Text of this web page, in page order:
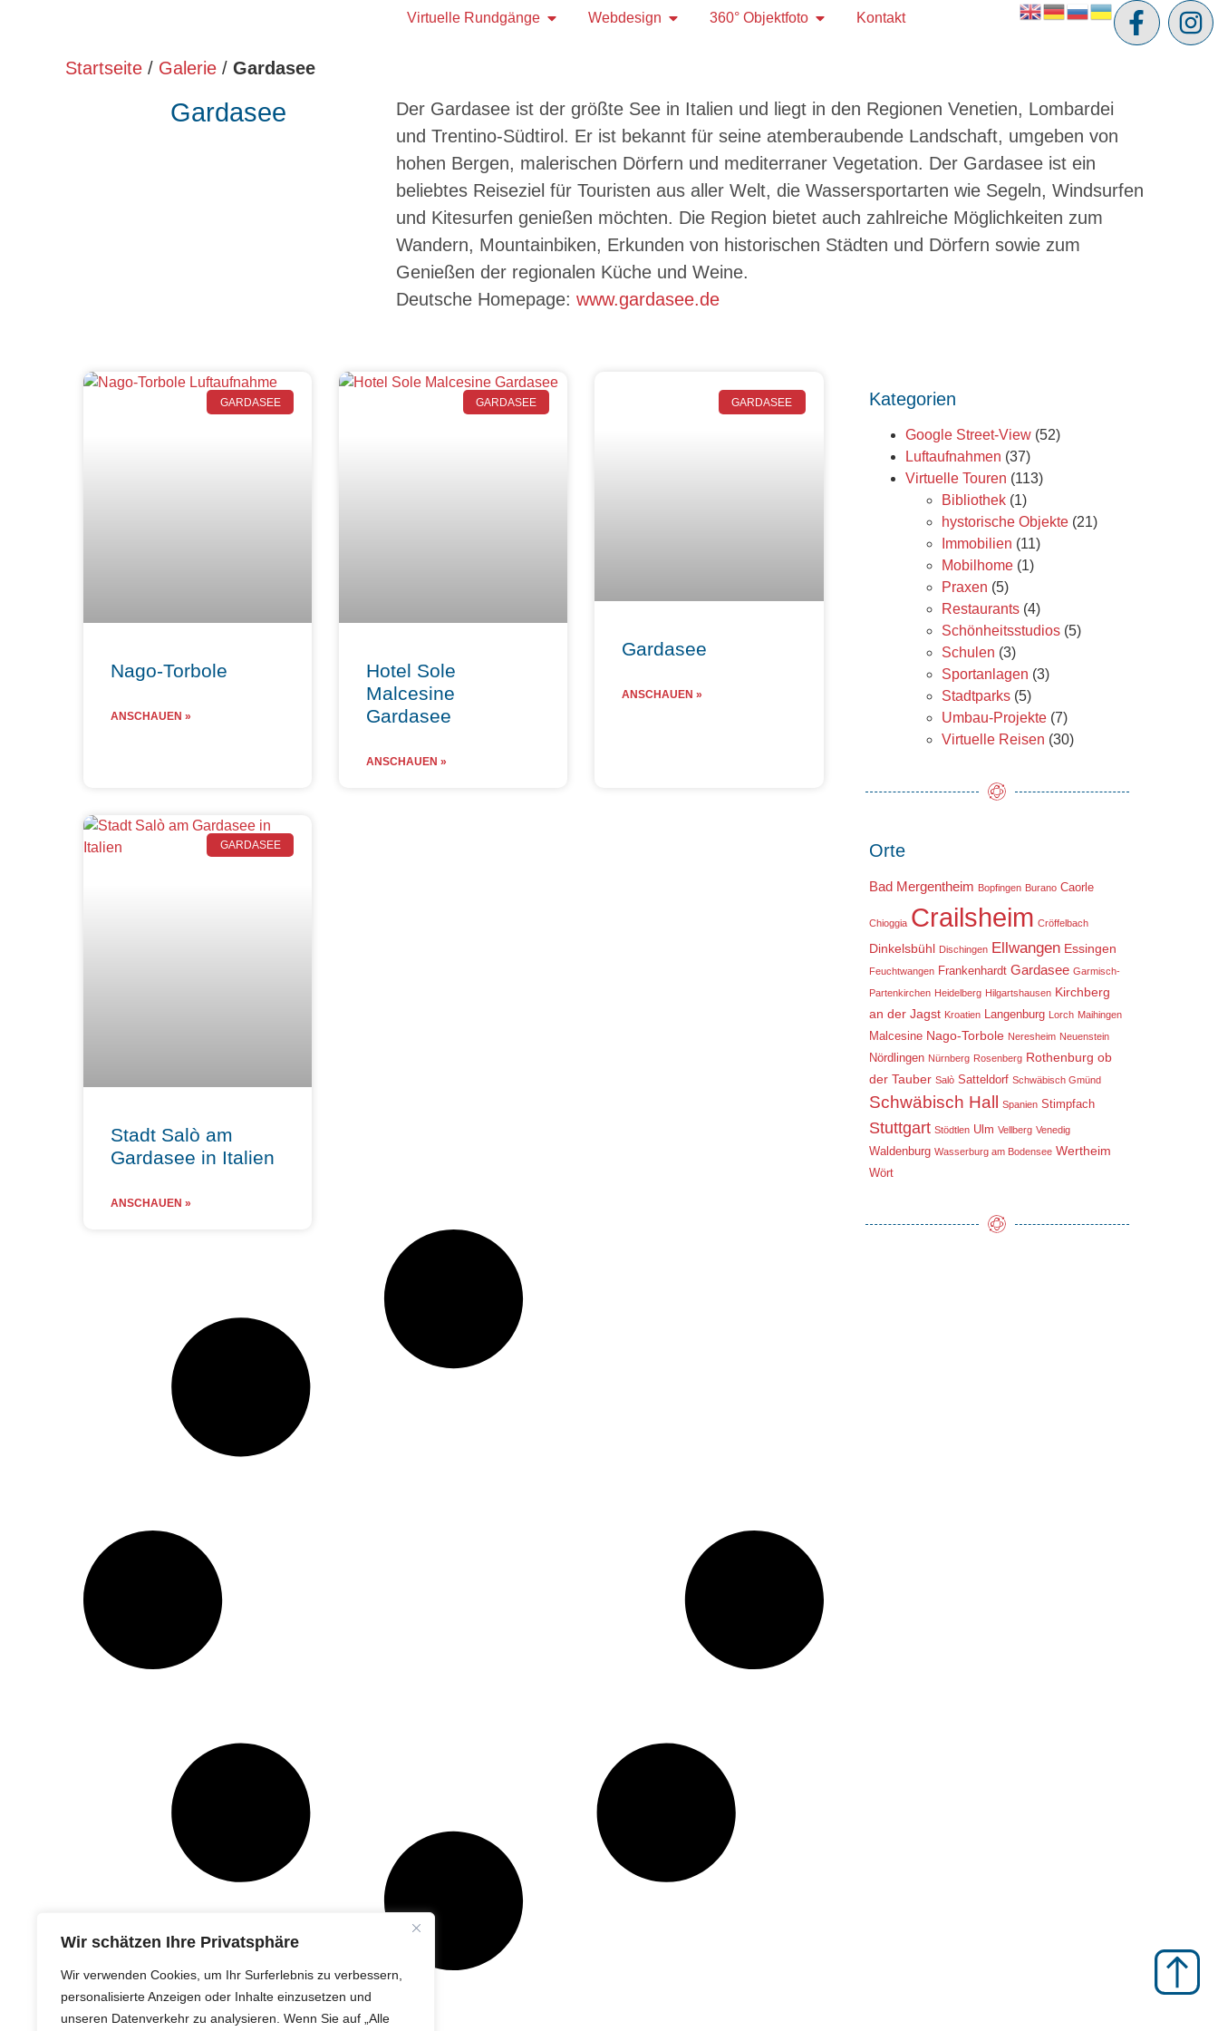
Wir schätzen Ihre Privatsphäre
Wir verwenden Cookies, um Ihr Surferlebnis zu verbessern,
personalisierte Anzeigen oder Inhalte einzusetzen und
unseren Datenverkehr zu analysieren. Wenn Sie auf „Alle
Virtuelle Rundgänge Webdesign 360° Objektfoto Kontakt
Startseite / Galerie / Gardasee
Gardasee
Der Gardasee ist der größte See in Italien und liegt in den Regionen Venetien, Lombardei
und Trentino-Südtirol. Er ist bekannt für seine atemberaubende Landschaft, umgeben von
hohen Bergen, malerischen Dörfern und mediterraner Vegetation. Der Gardasee ist ein
beliebtes Reiseziel für Touristen aus aller Welt, die Wassersportarten wie Segeln, Windsurfen
und Kitesurfen genießen möchten. Die Region bietet auch zahlreiche Möglichkeiten zum
Wandern, Mountainbiken, Erkunden von historischen Städten und Dörfern sowie zum
Genießen der regionalen Küche und Weine.
Deutsche Homepage: www.gardasee.de
GARDASEE
Nago-Torbole
ANSCHAUEN »
GARDASEE
Hotel Sole
Malcesine
Gardasee
ANSCHAUEN »
GARDASEE
Gardasee
ANSCHAUEN »
GARDASEE
Stadt Salò am
Gardasee in Italien
ANSCHAUEN »
Kategorien
Google Street-View(52)
Luftaufnahmen (37)
Virtuelle Touren (113)
Bibliothek(1)
hystorische Objekte(21)
Immobilien (11)
Mobilhome(1)
Praxen (5)
Restaurants(4)
Schönheitsstudios(5)
Schulen (3)
Sportanlagen (3)
Stadtparks(5)
Umbau-Projekte(7)
Virtuelle Reisen (30)
Orte
Bad Mergentheim Bopfingen Burano Caorle
Chioggia Crailsheim Cröffelbach
Dinkelsbühl Dischingen Ellwangen Essingen
Feuchtwangen Frankenhardt Gardasee Garmisch-
Partenkirchen Heidelberg Hilgartshausen Kirchberg
an der Jagst Kroatien Langenburg Lorch Maihingen
Malcesine Nago-Torbole Neresheim Neuenstein
Nördlingen Nürnberg Rosenberg Rothenburg ob
der Tauber Salò Satteldorf Schwäbisch Gmünd
Schwäbisch Hall Spanien Stimpfach
Stuttgart Stödtlen Ulm Vellberg Venedig
Waldenburg Wasserburg am Bodensee Wertheim
Wört